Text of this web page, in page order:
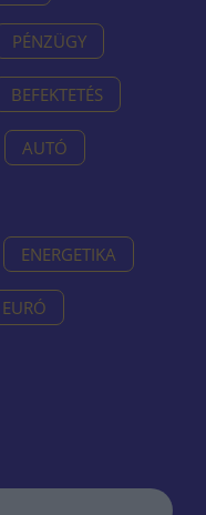
PÉNZÜGY
BEFEKTETÉS
AUTÓ
ENERGETIKA